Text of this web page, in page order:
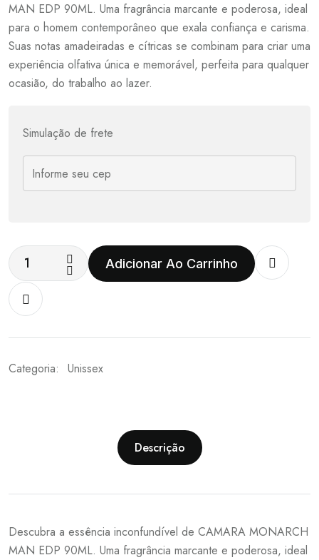
MAN EDP 90ML. Uma fragrância marcante e poderosa, ideal
para o homem contemporâneo que exala confiança e carisma.
Suas notas amadeiradas e cítricas se combinam para criar uma
experiência olfativa única e memorável, perfeita para qualquer
ocasião, do trabalho ao lazer.
Simulação de frete
Adicionar Ao Carrinho
Categoria: Unissex
Descrição
Descubra a essência inconfundível de CAMARA MONARCH
MAN EDP 90ML. Uma fragrância marcante e poderosa, ideal